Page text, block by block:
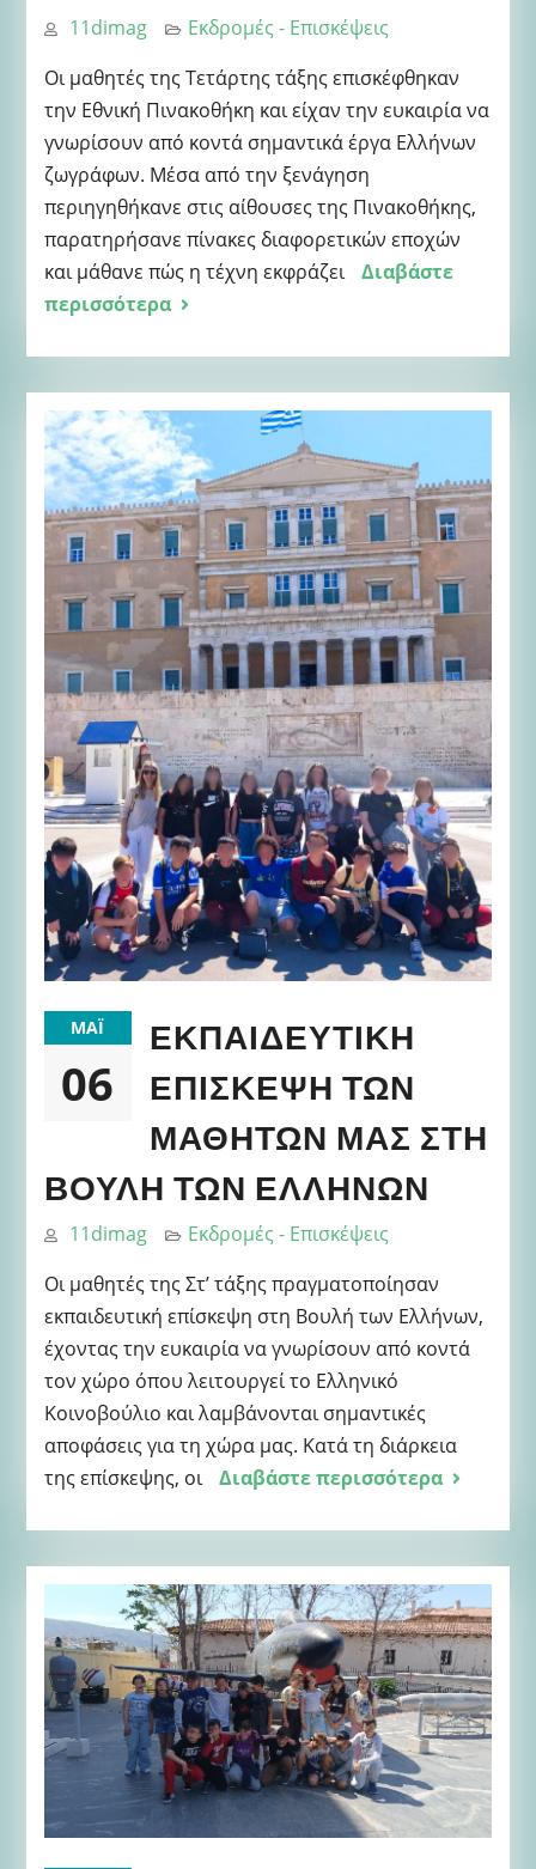
11dimag
Εκδρομές - Επισκέψεις
Οι μαθητές της Τετάρτης τάξης επισκέφθηκαν
την Εθνική Πινακοθήκη και είχαν την ευκαιρία να
γνωρίσουν από κοντά σημαντικά έργα Ελλήνων
ζωγράφων. Μέσα από την ξενάγηση
περιηγηθήκανε στις αίθουσες της Πινακοθήκης,
παρατηρήσανε πίνακες διαφορετικών εποχών
και μάθανε πώς η τέχνη εκφράζει Διαβάστε
περισσότερα
ΜΆΙ
06
ΕΚΠΑΙΔΕΥΤΙΚΉ
ΕΠΊΣΚΕΨΗ ΤΩΝ
ΜΑΘΗΤΏΝ ΜΑΣ ΣΤΗ
ΒΟΥΛΉ ΤΩΝ ΕΛΛΉΝΩΝ
11dimag
Εκδρομές - Επισκέψεις
Οι μαθητές της Στ’ τάξης πραγματοποίησαν
εκπαιδευτική επίσκεψη στη Βουλή των Ελλήνων,
έχοντας την ευκαιρία να γνωρίσουν από κοντά
τον χώρο όπου λειτουργεί το Ελληνικό
Κοινοβούλιο και λαμβάνονται σημαντικές
αποφάσεις για τη χώρα μας. Κατά τη διάρκεια
της επίσκεψης, οι Διαβάστε περισσότερα